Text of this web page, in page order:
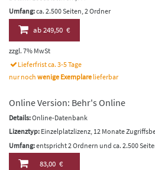
Umfang:ca. 2.500 Seiten, 2 Ordner
ab249,50 €
zzgl. 7% MwSt
Lieferfrist ca. 3-5 Tage
nur noch wenige Exemplare lieferbar
Online Version: Behr's Online
Details:Online-Datenbank
Lizenztyp: Einzelplatzlizenz, 12 Monate
Umfang:entspricht 2 Ordnern und ca. 2.500
83,00 €